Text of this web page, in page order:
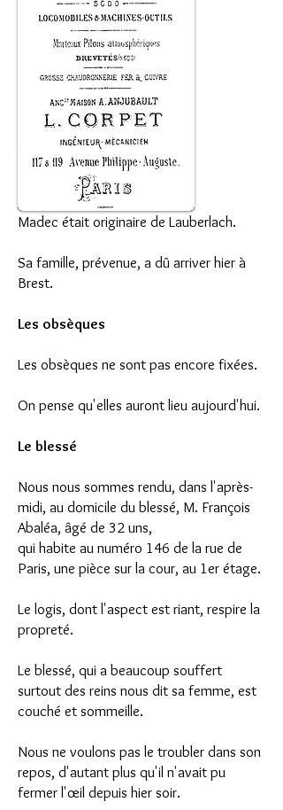
Madec était originaire de Lauberlach.
Sa famille, prévenue, a dû arriver hier à
Brest.
Les obsèques
Les obsèques ne sont pas encore fixées.
On pense qu'elles auront lieu aujourd'hui.
Le blessé
Nous nous sommes rendu, dans l'après-
midi, au domicile du blessé, M. François
Abaléa, âgé de 32 uns,
qui habite au numéro 146 de la rue de
Paris, une pièce sur la cour, au 1er étage.
Le logis, dont l'aspect est riant, respire la
propreté.
Le blessé, qui a beaucoup souffert
surtout des reins nous dit sa femme, est
couché et sommeille.
Nous ne voulons pas le troubler dans son
repos, d'autant plus qu'il n'avait pu
fermer l'œil depuis hier soir.